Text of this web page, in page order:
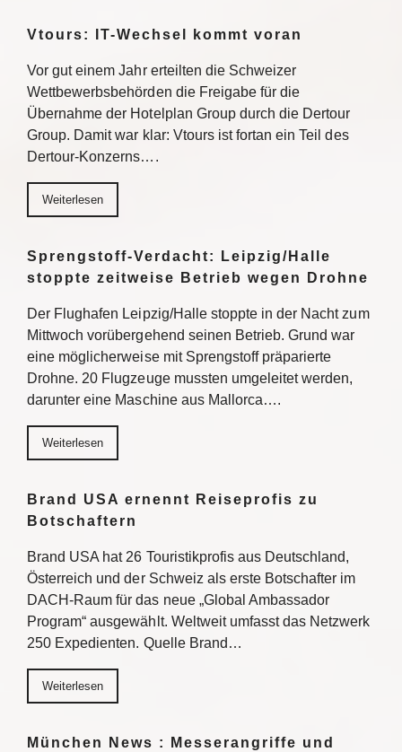
Vtours: IT-Wechsel kommt voran
Vor gut einem Jahr erteilten die Schweizer
Wettbewerbsbehörden die Freigabe für die
Übernahme der Hotelplan Group durch die Dertour
Group. Damit war klar: Vtours ist fortan ein Teil des
Dertour-Konzerns….
Weiterlesen
Sprengstoff-Verdacht: Leipzig/Halle
stoppte zeitweise Betrieb wegen Drohne
Der Flughafen Leipzig/Halle stoppte in der Nacht zum
Mittwoch vorübergehend seinen Betrieb. Grund war
eine möglicherweise mit Sprengstoff präparierte
Drohne. 20 Flugzeuge mussten umgeleitet werden,
darunter eine Maschine aus Mallorca….
Weiterlesen
Brand USA ernennt Reiseprofis zu
Botschaftern
Brand USA hat 26 Touristikprofis aus Deutschland,
Österreich und der Schweiz als erste Botschafter im
DACH-Raum für das neue „Global Ambassador
Program“ ausgewählt. Weltweit umfasst das Netzwerk
250 Expedienten. Quelle Brand…
Weiterlesen
München News : Messerangriffe und